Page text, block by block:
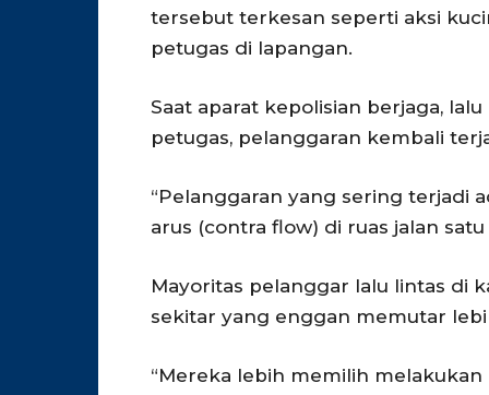
tersebut terkesan seperti aksi
petugas di lapangan.
Saat aparat kepolisian berjaga,
petugas, pelanggaran kembali
“Pelanggaran yang sering terjadi
arus (contra flow) di ruas jalan satu
Mayoritas pelanggar lalu lintas di
sekitar yang enggan memutar
“Mereka lebih memilih